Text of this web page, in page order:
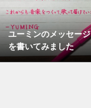
ユーミンのメッセージ
を書いてみました